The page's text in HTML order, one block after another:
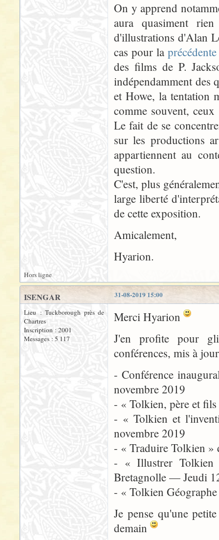
On y apprend
aura quasiment
d'illustrations d'Alan
cas pour la
des films de P.
indépendamment des
et Howe, la tentation
comme souvent,
Le fait de se
sur les productions
appartiennent au
question.
C'est, plus
large liberté
de cette exposition.
Amicalement,
Hyarion.
Hors ligne
31-08-2019 15:00
ISENGAR
Lieu : Tuckborough près de
Chartres
Inscription : 2001
Messages : 5 117
Merci Hyarion
J'en profite pour
conférences, mis à
- Conférence
novembre 2019
- « Tolkien, père et
- « Tolkien et
novembre 2019
- « Traduire Tolkien
- « Illustrer Tolkien
Bretagnolle — Jeudi
- « Tolkien
Je pense qu'une
demain